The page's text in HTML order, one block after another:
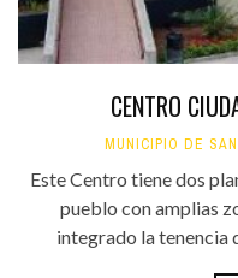
CENTRO
MUNICIPIO DE
Este Centro tiene dos
pueblo con amplias
integrado la tenencia